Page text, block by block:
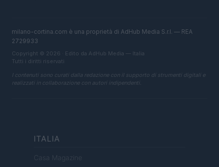
milano-cortina.com è una proprietà di AdHub Media S.r.l. — REA
2729933
Copyright © 2026 · Edito da AdHub Media — Italia
Tutti i diritti riservati
I contenuti sono curati dalla redazione con il supporto di strumenti digitali e
realizzati in collaborazione con autori indipendenti.
ITALIA
Casa Magazine